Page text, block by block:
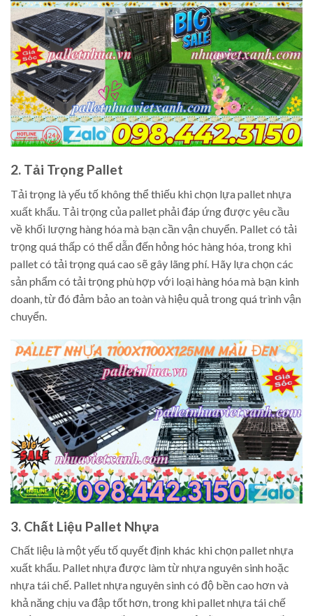
2. Tải Trọng Pallet
Tải trọng là yếu tố không thể thiếu khi chọn lựa pallet nhựa
xuất khẩu. Tải trọng của pallet phải đáp ứng được yêu cầu
về khối lượng hàng hóa mà bạn cần vận chuyển. Pallet có tải
trọng quá thấp có thể dẫn đến hỏng hóc hàng hóa, trong khi
pallet có tải trọng quá cao sẽ gây lãng phí. Hãy lựa chọn các
sản phẩm có tải trọng phù hợp với loại hàng hóa mà bạn kinh
doanh, từ đó đảm bảo an toàn và hiệu quả trong quá trình vận
chuyển.
3. Chất Liệu Pallet Nhựa
Chất liệu là một yếu tố quyết định khác khi chọn pallet nhựa
xuất khẩu. Pallet nhựa được làm từ nhựa nguyên sinh hoặc
nhựa tái chế. Pallet nhựa nguyên sinh có độ bền cao hơn và
khả năng chịu va đập tốt hơn, trong khi pallet nhựa tái chế